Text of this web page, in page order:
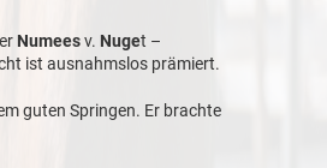
Numeesv. Nuget –
ist ausnahmslos prämiert.
guten Springen. Er brachte